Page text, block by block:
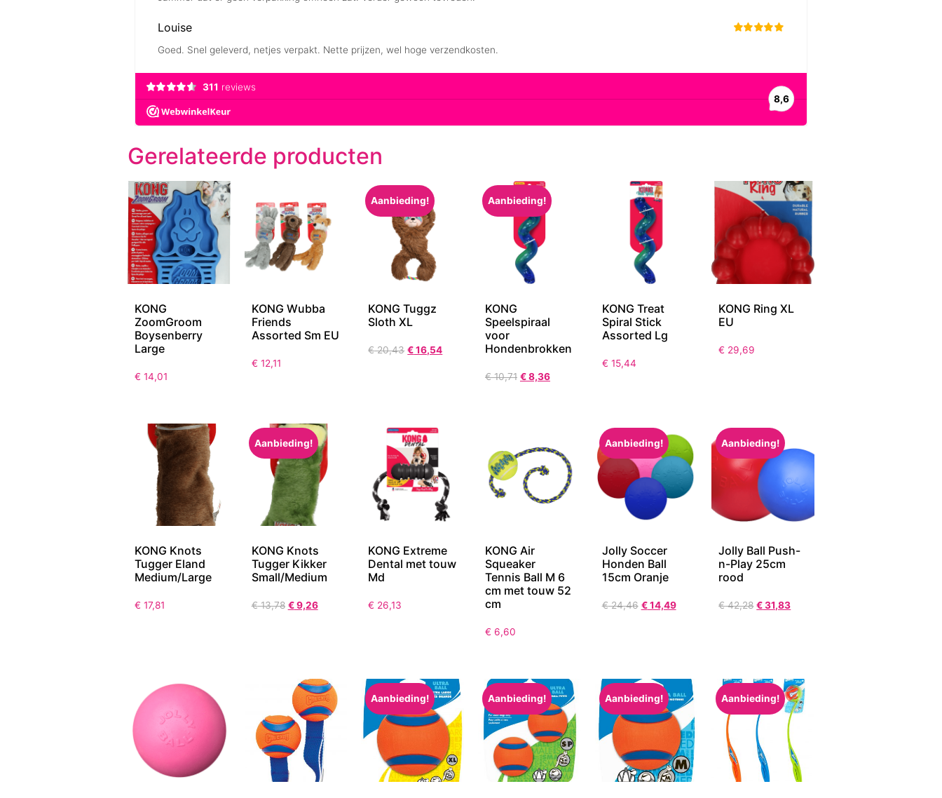
Gerelateerde producten
KONG
ZoomGroom
Boysenberry
Large
€ 14,01
KONG Wubba
Friends
Assorted Sm EU
€ 12,11
Aanbieding!
KONG Tuggz
Sloth XL
€20,43 €16,54
Aanbieding!
KONG
Speelspiraal
voor
Hondenbrokken
€10,71 €8,36
KONG Treat
Spiral Stick
Assorted Lg
€ 15,44
KONG Ring XL
EU
€ 29,69
KONG Knots
Tugger Eland
Medium/Large
€ 17,81
Aanbieding!
KONG Knots
Tugger Kikker
Small/Medium
€13,78 €9,26
KONG Extreme
Dental met touw
Md
€ 26,13
KONG Air
Squeaker
Tennis Ball M 6
cm met touw 52
cm
€ 6,60
Aanbieding!
Jolly Soccer
Honden Ball
15cm Oranje
€24,46 €14,49
Aanbieding!
Jolly Ball Push-
n-Play 25cm
rood
€42,28 €31,83
Aanbieding! Aanbieding! Aanbieding! Aanbieding!